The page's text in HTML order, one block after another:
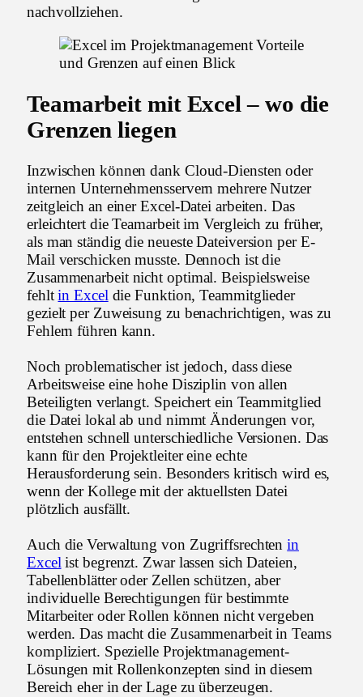
nachvollziehen.
Teamarbeit mit Excel – wo die
Grenzen liegen
Inzwischen können dank Cloud-Diensten oder
internen Unternehmensservern mehrere Nutzer
zeitgleich an einer Excel-Datei arbeiten. Das
erleichtert die Teamarbeit im Vergleich zu früher,
als man ständig die neueste Dateiversion per E-
Mail verschicken musste. Dennoch ist die
Zusammenarbeit nicht optimal. Beispielsweise
fehltin Exceldie Funktion, Teammitglieder
gezielt per Zuweisung zu benachrichtigen, was zu
Fehlern führen kann.
Noch problematischer ist jedoch, dass diese
Arbeitsweise eine hohe Disziplin von allen
Beteiligten verlangt. Speichert ein Teammitglied
die Datei lokal ab und nimmt Änderungen vor,
entstehen schnell unterschiedliche Versionen. Das
kann für den Projektleiter eine echte
Herausforderung sein. Besonders kritisch wird es,
wenn der Kollege mit der aktuellsten Datei
plötzlich ausfällt.
Auch die Verwaltung von Zugriffsrechtenin
Excelist begrenzt. Zwar lassen sich Dateien,
Tabellenblätter oder Zellen schützen, aber
individuelle Berechtigungen für bestimmte
Mitarbeiter oder Rollen können nicht vergeben
werden. Das macht die Zusammenarbeit in Teams
kompliziert. Spezielle Projektmanagement-
Lösungen mit Rollenkonzepten sind in diesem
Bereich eher in der Lage zu überzeugen.